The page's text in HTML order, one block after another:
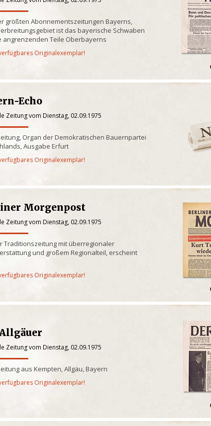
größten Abonnementszeitungen Bayerns,
ist das bayerische Schwaben
angrenzenden Teile Oberbayerns
Originalexemplar!
Echo
Zeitung vom Dienstag, 02.09.1975
Organ der Demokratischen Bauernpartei
Ausgabe Erfurt
Originalexemplar!
Morgenpost
Zeitung vom Dienstag, 02.09.1975
Traditionszeitung mit überregionaler
und großem Regionalteil, erscheint
Originalexemplar!
Zeitung vom Dienstag, 02.09.1975
aus Kempten, Allgäu, Bayern
Originalexemplar!